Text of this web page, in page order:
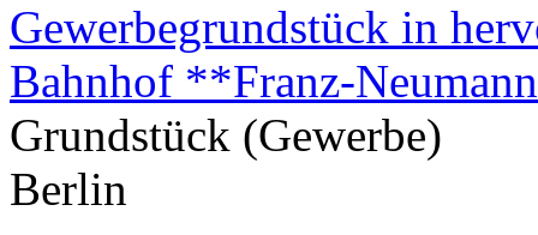
Gewerbegrundstück in
Bahnhof **Franz-
Grundstück (Gewerbe)
Berlin